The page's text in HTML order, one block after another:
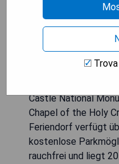
Das Verde Valley
Castle National
Chapel of the Holy
Feriendorf verfügt
kostenlose
rauchfrei und liegt